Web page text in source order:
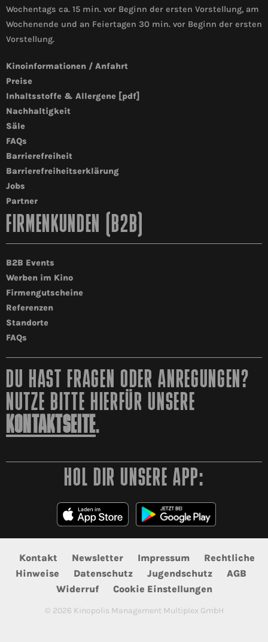
Wochentags ca. 15 min. vor Beginn der ersten Vorstellung, am
Wochenende und an Feiertagen 30 min. vor Beginn der ersten
Vorstellung.
Kinoinformationen / Anfahrt
Preise
Inhaltsstoffe & Allergene [pdf]
Nachhaltigkeit
Säle
FAQs
Barrierefreiheit
Barrierefreiheitserklärung
Jobs
Partner
FIRMENKUNDEN (B2B)
B2B Events
Werben im Kino
Firmengutscheine
Referenzen
Standorte
FAQs
DU HAST FRAGEN ODER ANREGUNGEN?
NUTZE BITTE HIERFÜR UNSERE
KONTAKTSEITE.
HOL DIR UNSERE APP:
Kontakt Newsletter Impressum
Rechtliche
Hinweise
Datenschutz Jugendschutz
AGB
Widerruf
Cookie Einstellungen
© 2026 Kinopolis Management Multiplex GmbH